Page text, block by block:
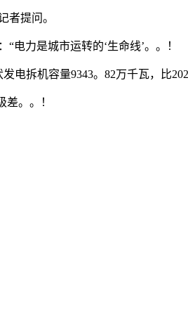
提问。
力是城市运转的‘生命线’。。！
拆机容量9343。82万千瓦，比
。。！